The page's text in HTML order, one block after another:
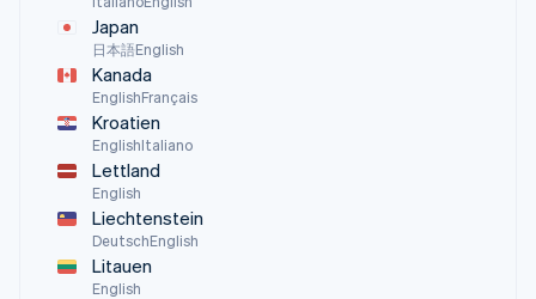
Japan
日本語English
Kanada
EnglishFrançais
Kroatien
EnglishItaliano
Lettland
English
Liechtenstein
DeutschEnglish
Litauen
English